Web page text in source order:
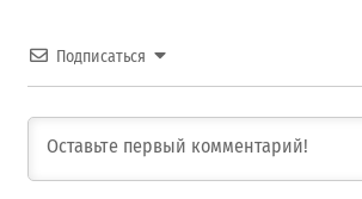
Подписаться